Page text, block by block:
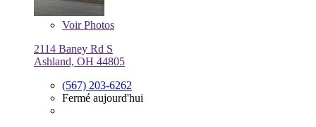
VoirPhotos
2114 Baney Rd S
Ashland, OH 44805
(567) 203-6262
Fermé aujourd'hui